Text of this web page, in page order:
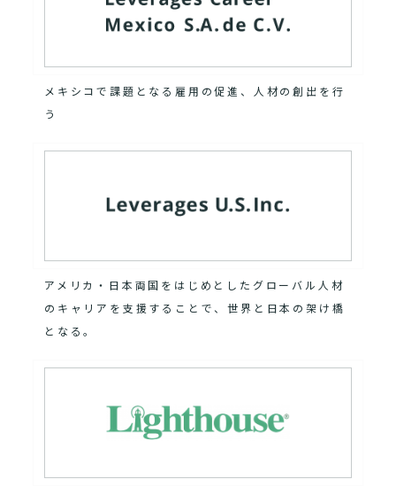
メキシコで課題となる雇用の促進、人材の創出を行
う
アメリカ・日本両国をはじめとしたグローバル人材
のキャリアを支援することで、世界と日本の架け橋
となる。